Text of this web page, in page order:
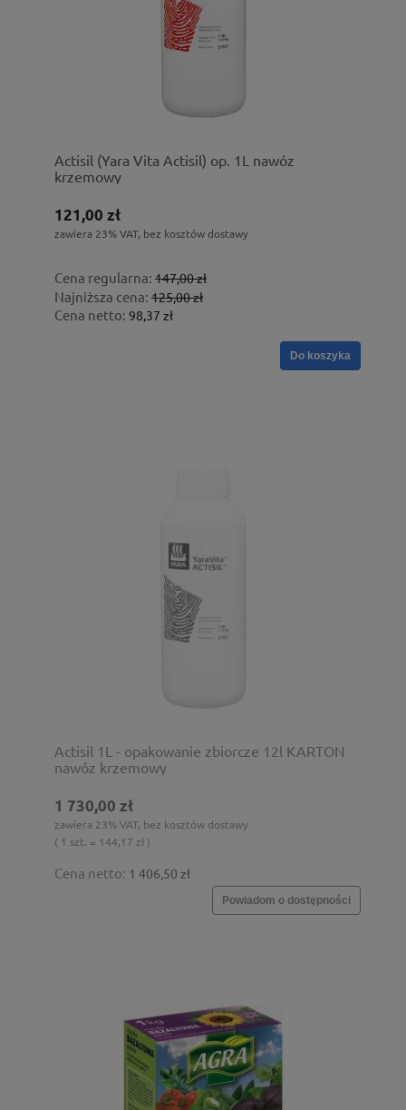
Actisil (Yara Vita Actisil) op. 1L nawóz
krzemowy
121,00 zł
zawiera 23% VAT, bez kosztów dostawy
Cena regularna: 147,00 zł
Najniższa cena: 125,00 zł
Cena netto: 98,37 zł
Do koszyka
Actisil 1L - opakowanie zbiorcze 12l KARTON
nawóz krzemowy
1 730,00 zł
zawiera 23% VAT, bez kosztów dostawy
( 1 szt. = 144,17 zł )
Cena netto: 1 406,50 zł
Powiadom o dostępności